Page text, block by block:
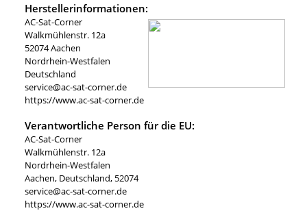
Herstellerinformationen:
AC-Sat-Corner
Walkmühlenstr. 12a
52074 Aachen
Nordrhein-Westfalen
Deutschland
service@ac-sat-corner.de
https://www.ac-sat-corner.de
Verantwortliche Person für die EU:
AC-Sat-Corner
Walkmühlenstr. 12a
Nordrhein-Westfalen
Aachen, Deutschland, 52074
service@ac-sat-corner.de
https://www.ac-sat-corner.de